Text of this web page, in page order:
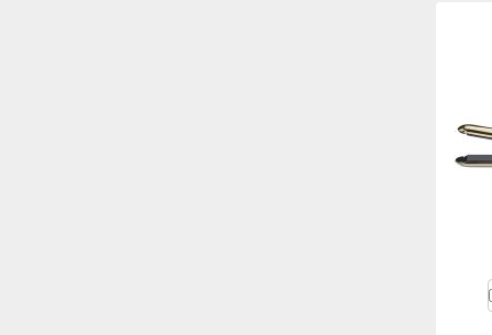
Estas cookies
ejemplo, estas
mientras
pueda afectar la
ser notificado de
no almacenan
Cookies